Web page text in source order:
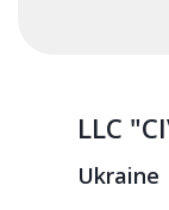
LLC
Ukraine